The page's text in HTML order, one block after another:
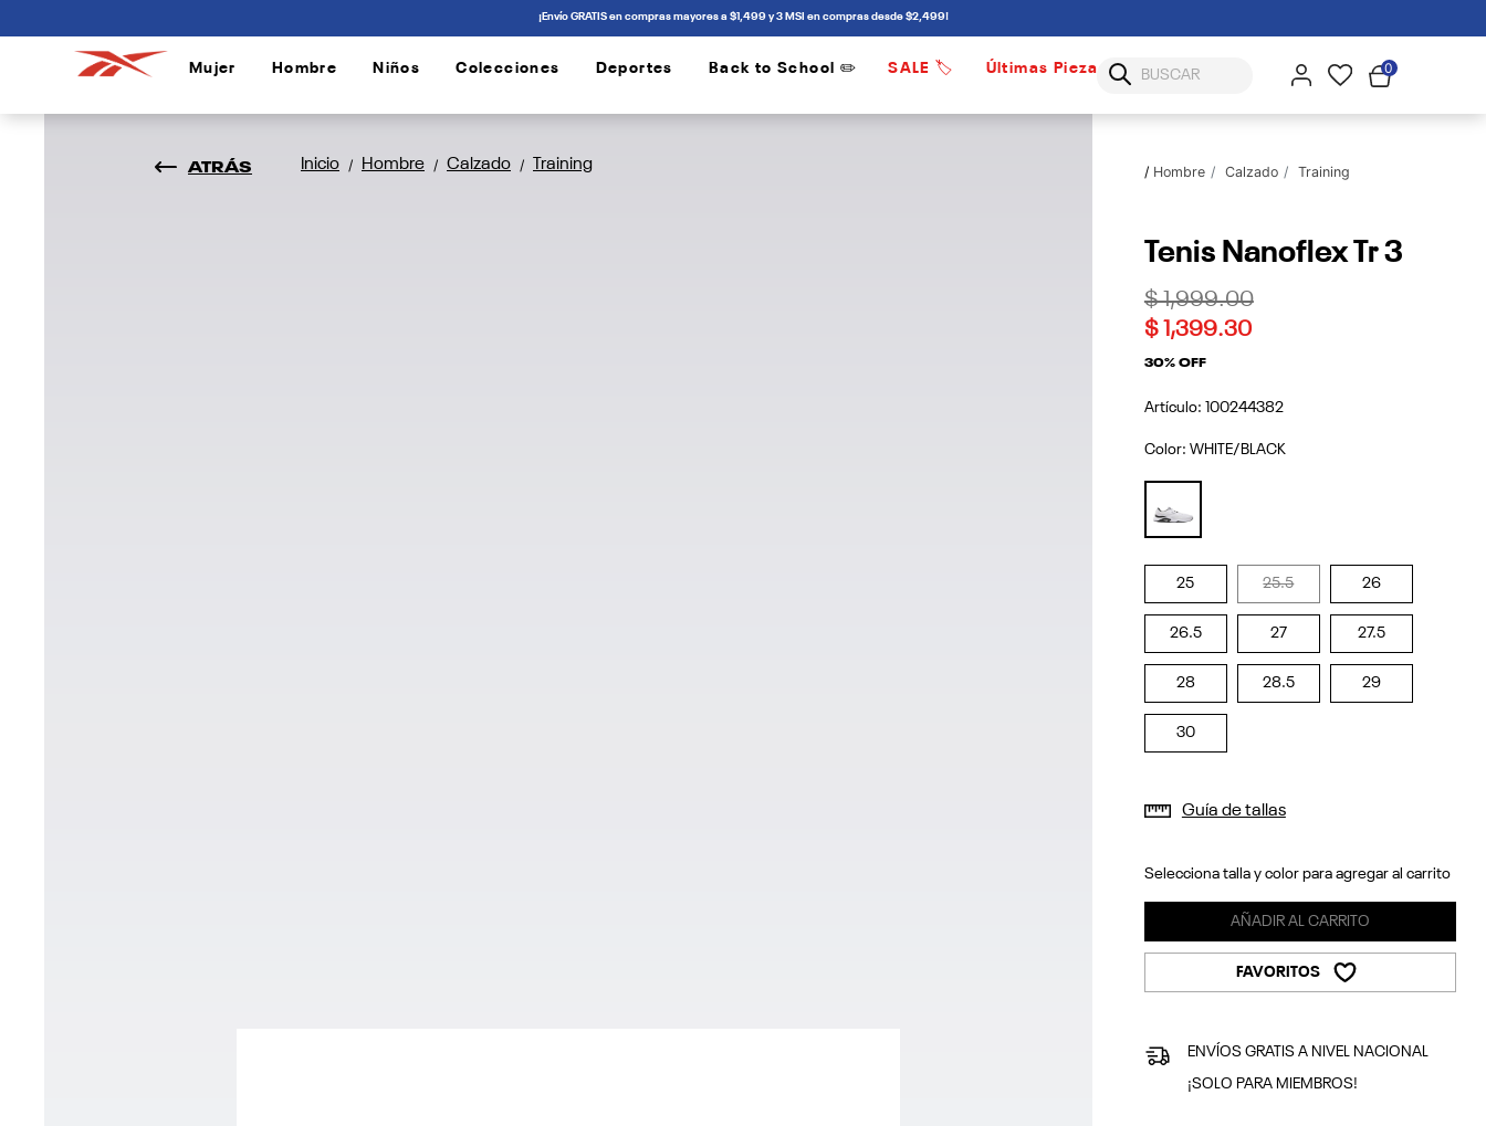
¡Envío GRATIS en compras mayores a $1,499 y 3 MSI en compras desde $2,499!
Mujer Hombre Niños Colecciones Deportes Back to School ✏️ SALE 🏷️ Últimas Piezas 0
ATRÁS Inicio / Hombre / Calzado / Training Hombre Calzado Training
Tenis Nanoflex Tr 3
Price reduced from
$ 1,999.00to
$ 1,399.30
30% OFF
Artículo: 100244382
Color: WHITE/BLACK
25 25.5 26
26.5 27 27.5
28 28.5 29
30
Guía de tallas
Selecciona talla y color para agregar al carrito
AÑADIR AL CARRITO
FAVORITOS
ENVÍOS GRATIS A NIVEL NACIONAL
¡SOLO PARA MIEMBROS!